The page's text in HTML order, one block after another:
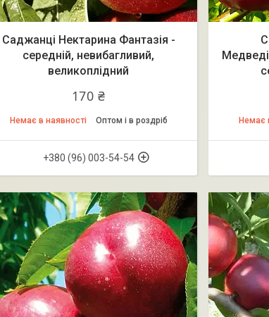
Саджанці Нектарина Фантазія -
середній, невибагливий,
великоплідний
170 ₴
Немає в наявності Оптом і в роздріб
+380 (96) 003-54-54
Немає